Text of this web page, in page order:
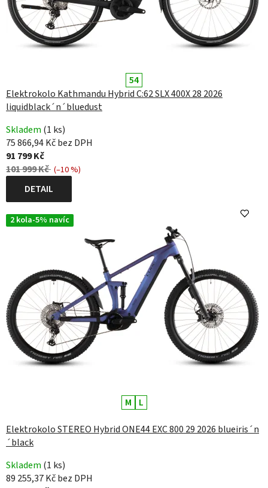
54
Elektrokolo Kathmandu Hybrid C:62 SLX 400X 28 2026
liquidblack´n´bluedust
Skladem (1 ks)
75 866,94 Kč bez DPH
91 799 Kč
101 999 Kč (–10 %)
DETAIL
2 kola-5% navíc
M L
Elektrokolo STEREO Hybrid ONE44 EXC 800 29 2026 blueiris´n
´black
Skladem (1 ks)
89 255,37 Kč bez DPH